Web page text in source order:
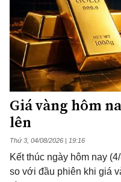
Giá vàng hôm
lên
Thứ 3, 04/08/2026 | 19:16
Kết thúc ngày hôm nay
so với đầu phiên khi giá